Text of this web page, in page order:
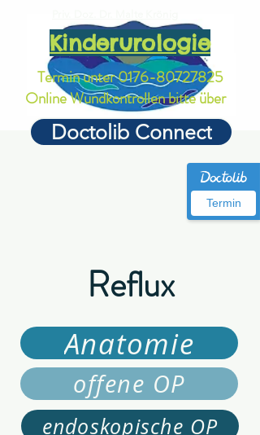
Termin
Kinderurologie
Doctolib Connect
Termin unter0176-80727825
Online Wundkontrollen bitte über
Reflux
Anatomie
offene OP
endoskopische OP